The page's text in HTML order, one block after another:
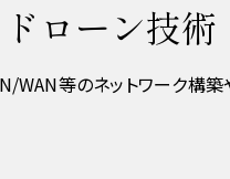
ローン技術
WAN等のネットワーク構